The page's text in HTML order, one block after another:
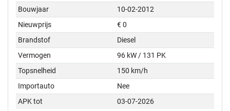
Bouwjaar
10-02-2012
Nieuwprijs
€ 0
Brandstof
Diesel
Vermogen
96 kW / 131 PK
Topsnelheid
150 km/h
Importauto
Nee
APK tot
03-07-2026